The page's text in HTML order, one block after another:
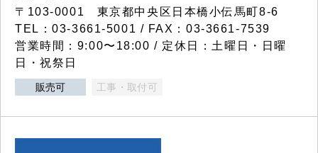
〒103-0001 東京都中央区日本橋小伝馬町8-6
TEL：03-3661-5001 / FAX：03-3661-7539
営業時間：9:00〜18:00 / 定休日：土曜日・日曜
日・祝祭日
販売可 工事・取付可